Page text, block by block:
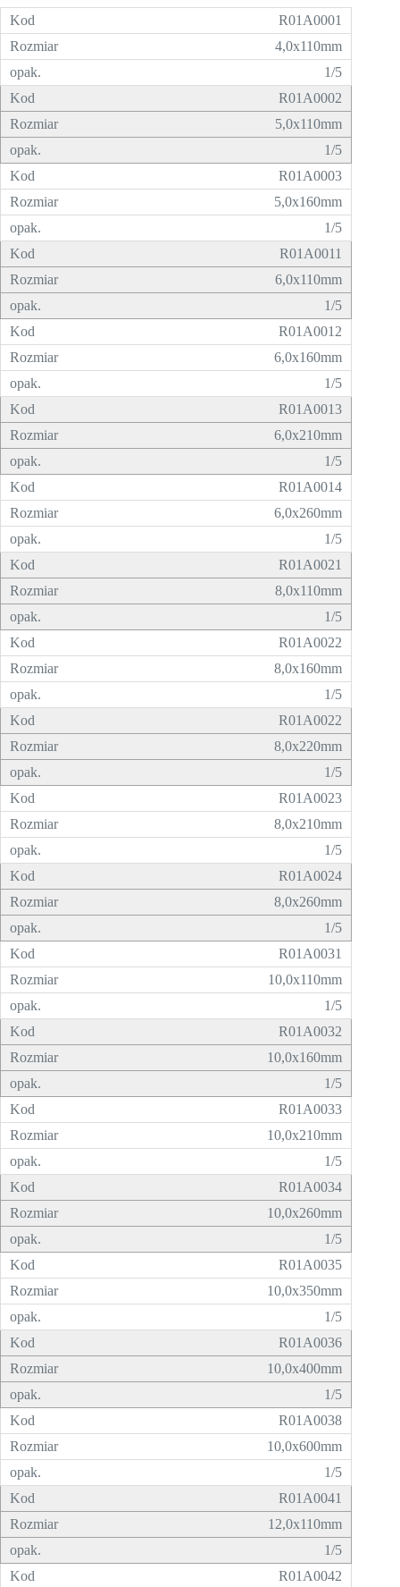
R01A0001
4,0x110mm
1/5
R01A0002
5,0x110mm
1/5
R01A0003
5,0x160mm
1/5
R01A0011
6,0x110mm
1/5
R01A0012
6,0x160mm
1/5
R01A0013
6,0x210mm
1/5
R01A0014
6,0x260mm
1/5
R01A0021
8,0x110mm
1/5
R01A0022
8,0x160mm
1/5
R01A0022
8,0x220mm
1/5
R01A0023
8,0x210mm
1/5
R01A0024
8,0x260mm
1/5
R01A0031
10,0x110mm
1/5
R01A0032
10,0x160mm
1/5
R01A0033
10,0x210mm
1/5
R01A0034
10,0x260mm
1/5
R01A0035
10,0x350mm
1/5
R01A0036
10,0x400mm
1/5
R01A0038
10,0x600mm
1/5
R01A0041
12,0x110mm
1/5
R01A0042